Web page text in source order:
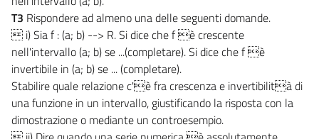
T3 Rispondere ad almeno una delle seguenti domande.
 i) Sia f : (a; b) --> R. Si dice che f è crescente
nell'intervallo (a; b) se ...(completare). Si dice che f è
invertibile in (a; b) se ... (completare).
Stabilire quale relazione c'è fra crescenza e invertibilità di
una funzione in un intervallo, giustificando la risposta con la
dimostrazione o mediante un controesempio.